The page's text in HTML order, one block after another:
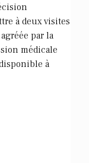
à deux visites
par la
médicale
à